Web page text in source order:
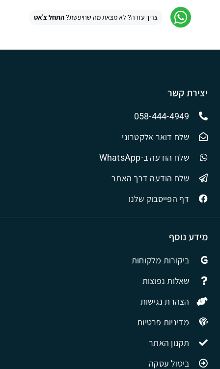
צריך עזרה? לא מצאת מה שחיפשת?התחל צ'אט
מידע נוסף
ביקורות מלקוחות
שאלות נפוצות
הצהרת נגישות
מדיניות פרטיות
תקנון האתר
ביטול עסקה
יצירת קשר
058-444-4949
שלח דואר אלקטרוני
שלח הודעה ב-WhatsApp
שלח הודעה דרך האתר
דף הפייסבוק שלנו